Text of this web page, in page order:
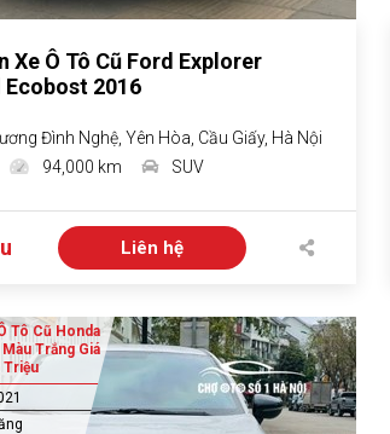
Xe Ô Tô Cũ Ford Explorer
2016
Đình Nghệ, Yên Hòa, Cầu Giấy, Hà Nội
94,000 km SUV
Liên hệ
Tô Cũ Honda
Trắng Giá
Triệu